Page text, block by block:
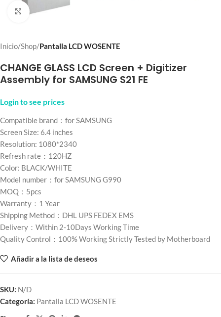
Click to enlarge
Inicio Shop Pantalla LCD WOSENTE
CHANGE GLASS LCD Screen + Digitizer
Assembly for SAMSUNG S21 FE
Login to see prices
Compatible brand：for SAMSUNG
Screen Size: 6.4 inches
Resolution: 1080*2340
Refresh rate：120HZ
Color: BLACK/WHITE
Model number：for SAMSUNG G990
MOQ：5pcs
Warranty：1 Year
Shipping Method：DHL UPS FEDEX EMS
Delivery：Within 2-10Days Working Time
Quality Control：100% Working Strictly Tested by Motherboard
Añadir a la lista de deseos
SKU: N/D
Categoría: Pantalla LCD WOSENTE